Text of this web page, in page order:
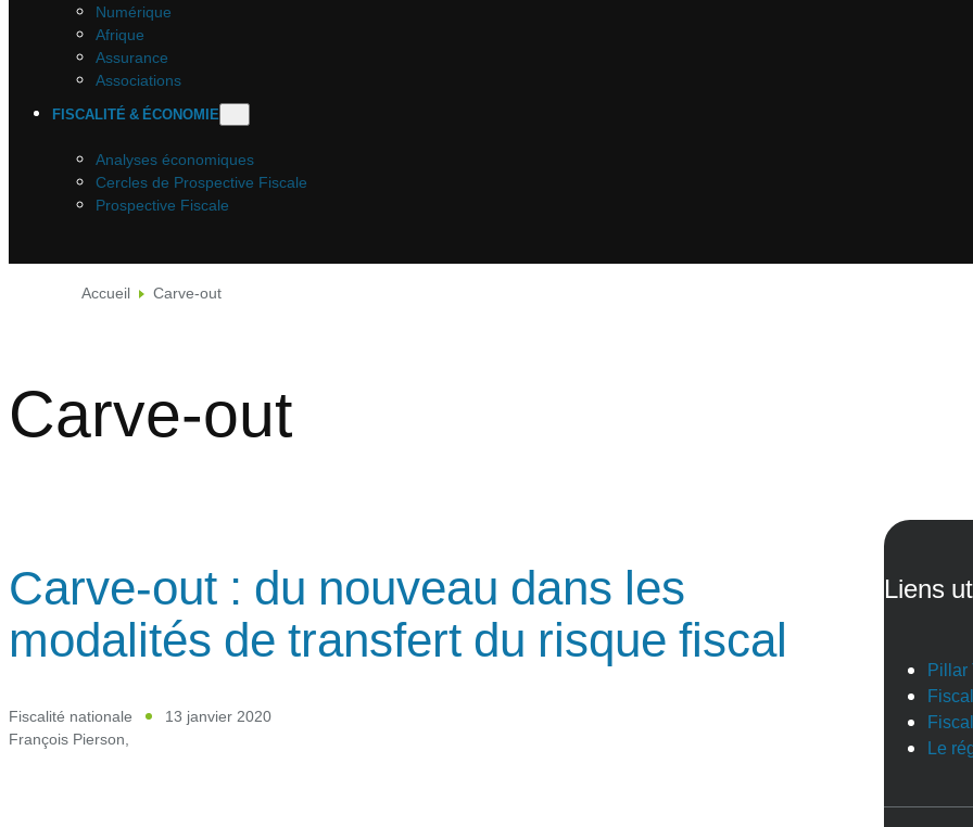
Numérique
Afrique
Assurance
Associations
FISCALITÉ & ÉCONOMIE
Analyses économiques
Cercles de Prospective Fiscale
Prospective Fiscale
Accueil Carve-out
Carve-out
Carve-out : du nouveau dans les
modalités de transfert du risque fiscal
Fiscalité nationale
13 janvier 2020
François Pierson,
Liens
Pillar
Le